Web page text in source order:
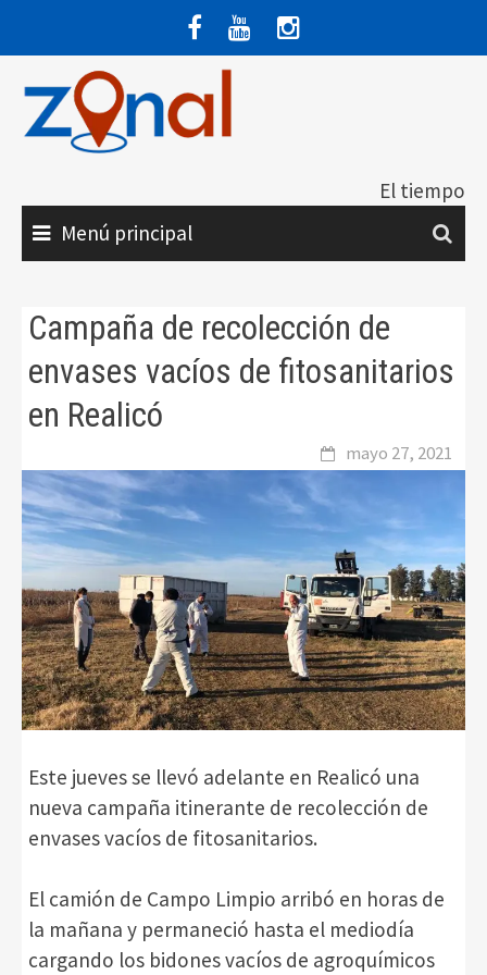
contenido
El tiempo
Menú principal
Campaña de recolección de
envases vacíos de fitosanitarios
en Realicó
mayo 27, 2021
Este jueves se llevó adelante en Realicó una
nueva campaña itinerante de recolección de
envases vacíos de fitosanitarios.
El camión de Campo Limpio arribó en horas de
la mañana y permaneció hasta el mediodía
cargando los bidones vacíos de agroquímicos